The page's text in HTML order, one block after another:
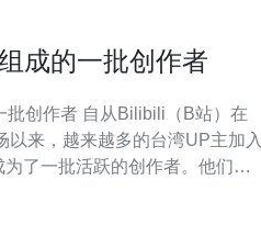
成的一批创作者
（B站）在
以来，越来越多的台湾UP主加入
了一批活跃的创作者。他们通
样化。有些UP主专注于游戏领